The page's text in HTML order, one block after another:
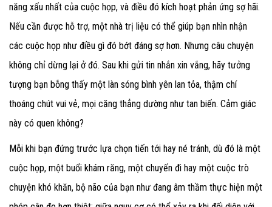
năng xấu nhất của cuộc họp, và điều đó kích hoạt phản ứng sợ hãi.
Nếu cần được hỗ trợ, một nhà trị liệu có thể giúp bạn nhìn nhận
các cuộc họp như điều gì đó bớt đáng sợ hơn. Nhưng câu chuyện
không chỉ dừng lại ở đó. Sau khi gửi tin nhắn xin vắng, hãy tưởng
tượng bạn bỗng thấy một làn sóng bình yên lan tỏa, thậm chí
thoáng chút vui vẻ, mọi căng thẳng dường như tan biến. Cảm giác
này có quen không?
Mỗi khi bạn đứng trước lựa chọn tiến tới hay né tránh, dù đó là một
cuộc họp, một buổi khám răng, một chuyến đi hay một cuộc trò
chuyện khó khăn, bộ não của bạn như đang âm thầm thực hiện một